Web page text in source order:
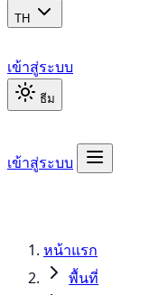
TH
เข้าสู่ระบบ
ธีม
เข้าสู่ระบบ
หน้าแรก
พื้นที่